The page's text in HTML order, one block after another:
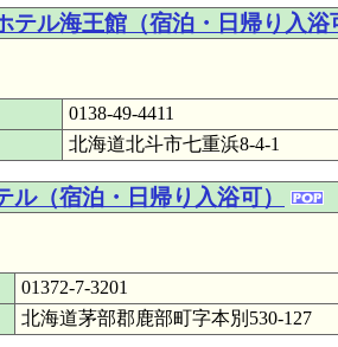
テル海王館（宿泊・日帰り入浴
0138-49-4411
北海道北斗市七重浜8-4-1
ル（宿泊・日帰り入浴可）
01372-7-3201
北海道茅部郡鹿部町字本別530-127